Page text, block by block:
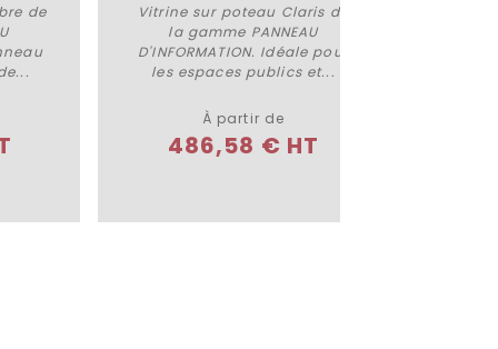
de
Plus de détails
Vitrine sur poteau Claris de
la gamme PANNEAU
D'INFORMATION. Idéale pour
les espaces publics et...
À partir de
486,58 € HT